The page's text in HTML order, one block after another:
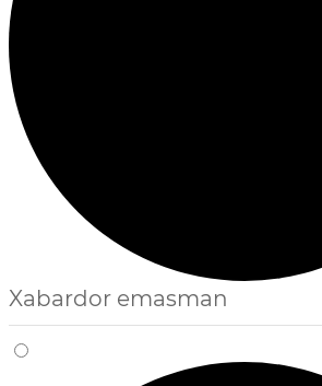
Xabardor emasman